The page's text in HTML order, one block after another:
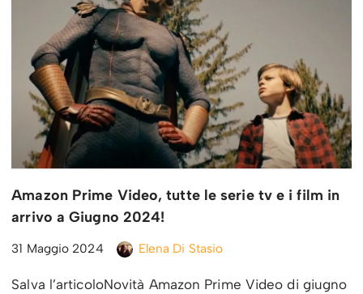
Amazon Prime Video, tutte le serie tv e i film in
arrivo a Giugno 2024!
31 Maggio 2024 Elena Di Stasio
Salva l’articoloNovità Amazon Prime Video di giugno